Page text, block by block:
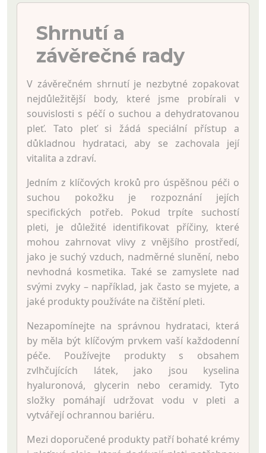
Shrnutí a
závěrečné rady
V závěrečném shrnutí je nezbytné zopakovat
nejdůležitější body, které jsme probírali v
souvislosti s péčí o suchou a dehydratovanou
pleť. Tato pleť si žádá speciální přístup a
důkladnou hydrataci, aby se zachovala její
vitalita a zdraví.
Jedním z klíčových kroků pro úspěšnou péči o
suchou pokožku je rozpoznání jejích
specifických potřeb. Pokud trpíte suchostí
pleti, je důležité identifikovat příčiny, které
mohou zahrnovat vlivy z vnějšího prostředí,
jako je suchý vzduch, nadměrné slunění, nebo
nevhodná kosmetika. Také se zamyslete nad
svými zvyky – například, jak často se myjete, a
jaké produkty používáte na čištění pleti.
Nezapomínejte na správnou hydrataci, která
by měla být klíčovým prvkem vaší každodenní
péče. Používejte produkty s obsahem
zvlhčujících látek, jako jsou kyselina
hyaluronová, glycerin nebo ceramidy. Tyto
složky pomáhají udržovat vodu v pleti a
vytvářejí ochrannou bariéru.
Mezi doporučené produkty patří bohaté krémy